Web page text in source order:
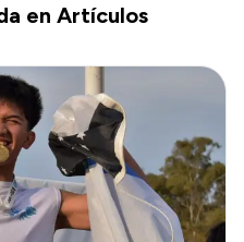
en Artículos